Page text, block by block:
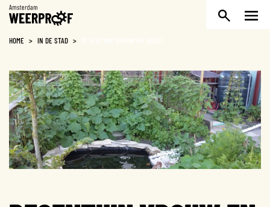
Weerproof
HOME > IN DE STAD >